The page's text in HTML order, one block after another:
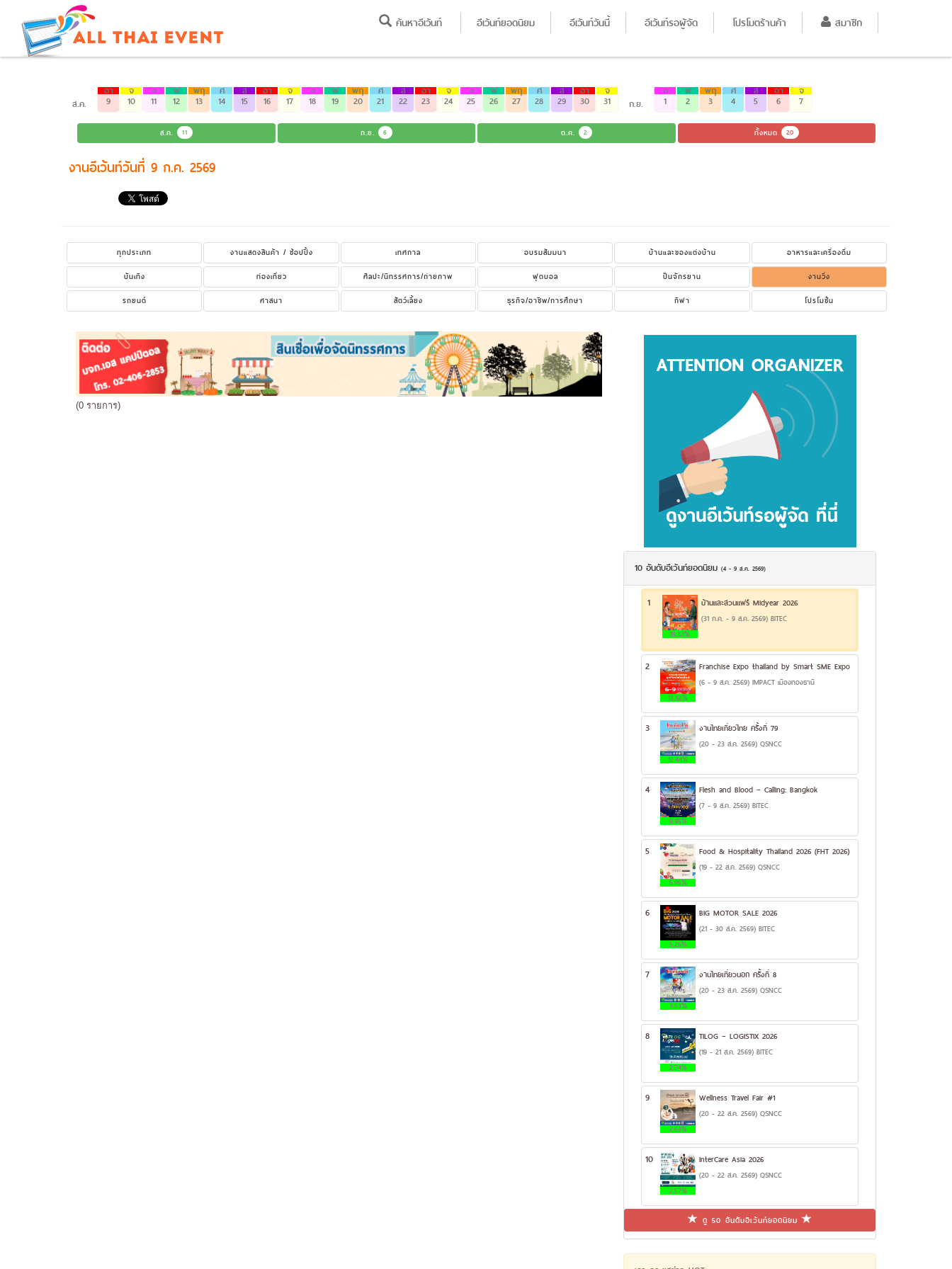
ค้นหาอีเว้นท์ อีเว้นท์ยอดนิยม อีเว้นท์วันนี้ อีเว้นท์รอผู้จัด โปรโมตร้านค้า สมาชิก
ส.ค.
อา
9
จ
10
อ
11
พ
12
พฤ
13
ศ
14
ส
15
อา
16
จ
17
อ
18
พ
19
พฤ
20
ศ
21
ส
22
อา
23
จ
24
อ
25
พ
26
พฤ
27
ศ
28
ส
29
อา
30
จ
31 ก.ย.
อ
1
พ
2
พฤ
3
ศ
4
ส
5
อา
6
จ
7
ส.ค. 11 ก.ย. 6 ต.ค. 2 ทั้งหมด 20
งานอีเว้นท์วันที่ 9 ก.ค. 2569
ทุกประเภท งานแสดงสินค้า / ช้อปปิ้ง เทศกาล อบรมสัมมนา บ้านและของแต่งบ้าน
อาหารและเครื่องดื่ม
บันเทิง
ท่องเที่ยว ศิลปะ/นิทรรศการ/ถ่ายภาพ ฟุตบอล ปั่นจักรยาน
งานวิ่ง
รถยนต์
ศาสนา สัตว์เลี้ยง ธุรกิจ/อาชีพ/การศึกษา กีฬา โปรโมชั่น
(0 รายการ)
10 อันดับอีเว้นท์ยอดนิยม(4 - 9 ส.ค. 2569)
1
18.32%
บ้านและสวนแฟร์ Midyear 2026
(31 ก.ค. - 9 ส.ค. 2569) BITEC
2
13.92%
Franchise Expo thailand by Smart SME Expo
(6 - 9 ส.ค. 2569) IMPACT เมืองทองธานี
3
12.44%
งานไทยเที่ยวไทย ครั้งที่ 79
(20 - 23 ส.ค. 2569) QSNCC
4
9.95%
Flesh and Blood – Calling: Bangkok
(7 - 9 ส.ค. 2569) BITEC
5
5.95%
Food & Hospitality Thailand 2026 (FHT 2026)
(19 - 22 ส.ค. 2569) QSNCC
6
5.26%
BIG MOTOR SALE 2026
(21 - 30 ส.ค. 2569) BITEC
7
3.53%
งานไทยเที่ยวนอก ครั้งที่ 8
(20 - 23 ส.ค. 2569) QSNCC
8
2.74%
TILOG – LOGISTIX 2026
(19 - 21 ส.ค. 2569) BITEC
9
2.63%
Wellness Travel Fair #1
(20 - 22 ส.ค. 2569) QSNCC
10
2.57%
InterCare Asia 2026
(20 - 22 ส.ค. 2569) QSNCC
ดู 50 อันดับอีเว้นท์ยอดนิยม